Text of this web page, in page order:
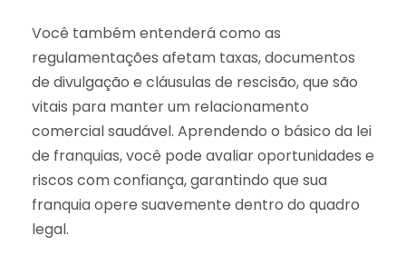
Você também entenderá como as
regulamentações afetam taxas, documentos
de divulgação e cláusulas de rescisão, que são
vitais para manter um relacionamento
comercial saudável. Aprendendo o básico da lei
de franquias, você pode avaliar oportunidades e
riscos com confiança, garantindo que sua
franquia opere suavemente dentro do quadro
legal.